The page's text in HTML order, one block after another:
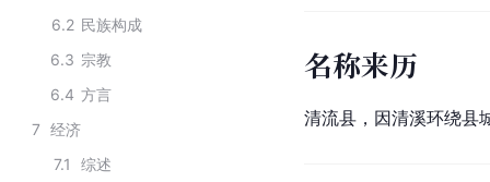
6.2 民族构成
6.3 宗教
6.4 方言
7 经济
7.1
综述
名称来历
清流县，因清溪环绕县